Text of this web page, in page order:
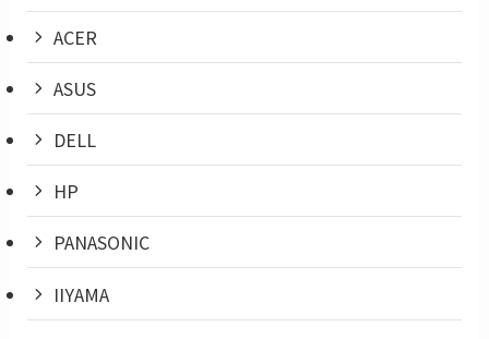
ACER
ASUS
DELL
HP
PANASONIC
IIYAMA